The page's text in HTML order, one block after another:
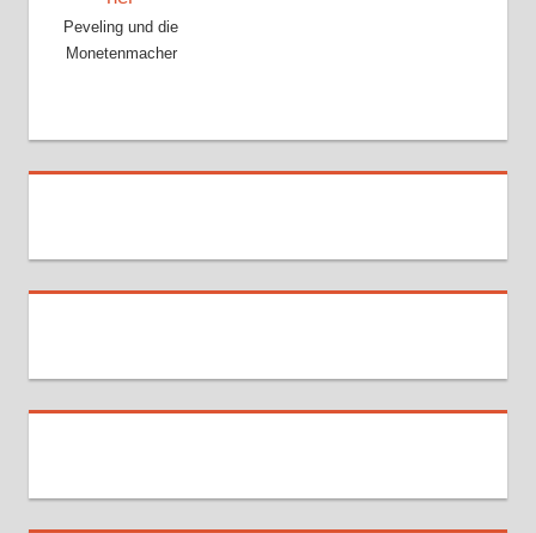
Peveling und die
Monetenmacher